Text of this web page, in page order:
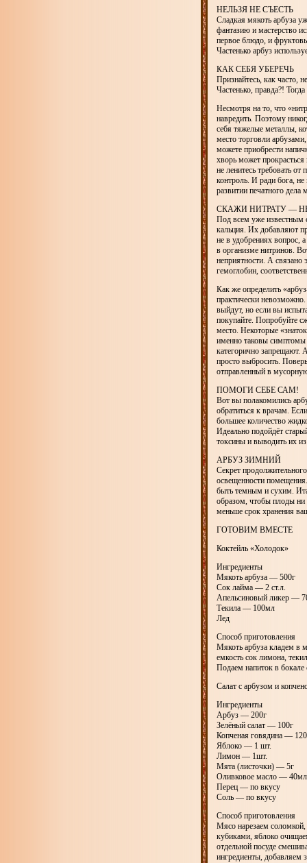
НЕЛЬЗЯ НЕ СЪЕСТЬ
Сладкая мякоть арбуза
фантазию и мастерство
первое блюдо, и
Частенько арбуз
КАК СЕБЯ УБЕРЕЧЬ
Признайтесь, как часто,
Частенько, правда?!
Несмотря на то, что
навредить. Поэтому
себя тяжелые металлы,
место торговли
можете приобрести
хворь может
не ленитесь требовать
контроль. И ради бога,
развитии печатного
СКАЖИ НИТРАТУ —
Под всем уже известным
кальция. Их добавляют
не в удобрениях вопрос,
в организме нитринов.
неприятности. А
гемоглобин,
Как же определить
практически
выйдут, но если вы
покупайте. Попробуйте
место. Некоторые
именно таковы симптомы
категорично запрещают.
просто выбросить.
отправленный в
ПОМОГИ СЕБЕ САМ!
Вот вы полакомились
обратиться к врачам.
большее количество
Идеально подойдёт
токсины и выводить их
АРБУЗ ЗИМНИЙ
Секрет
освещенности
быть темным и сухим.
образом, чтобы плоды ни
меньше срок хранения
ГОТОВИМ ВМЕСТЕ
Коктейль «Холодок»
Ингредиенты
Мякоть арбуза — 500г
Сок лайма — 2 ст.л.
Апельсиновый ликер —
Текила — 100мл
Лед
Способ приготовления
Мякоть арбуза кладем в
емкость сок лимона,
Подаем напиток в
Салат с арбузом и
Ингредиенты
Арбуз — 200г
Зелёный салат — 100г
Копченая говядина —
Яблоко — 1 шт.
Лимон — 1шт.
Мята (листочки) — 5г
Оливковое масло —
Перец — по вкусу
Соль — по вкусу
Способ приготовления
Мясо нарезаем
кубиками, яблоко
отдельной посуде
ингредиенты, добавляем